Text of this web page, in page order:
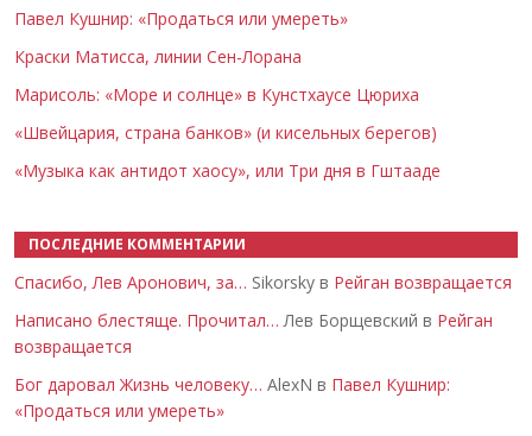
Павел Кушнир: «Продаться или умереть»
Краски Матисса, линии Сен-Лорана
Марисоль: «Море и солнце» в Кунстхаусе Цюриха
«Швейцария, страна банков» (и кисельных берегов)
«Музыка как антидот хаосу», или Три дня в Гштааде
ПОСЛЕДНИЕ КОММЕНТАРИИ
Спасибо, Лев Аронович, за… Sikorsky в Рейган возвращается
Написано блестяще. Прочитал… Лев Борщевский в Рейган
возвращается
Бог даровал Жизнь человеку… AlexN в Павел Кушнир:
«Продаться или умереть»